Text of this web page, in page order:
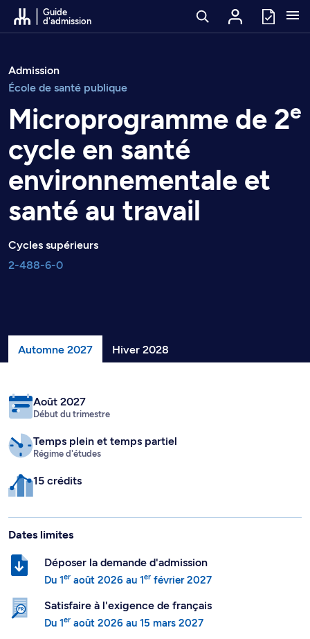
Passer au contenu
Guide
d'admission
Admission
École de santé publique
Microprogramme de 2e
cycle en santé
environnementale et
santé au travail
Cycles supérieurs
2-488-6-0
Automne 2027 Hiver 2028
Août 2027
Début du trimestre
Temps plein et temps partiel
Régime d'études
15 crédits
Dates limites
Déposer la demande d'admission
Du 1er août 2026 au 1er février 2027
Satisfaire à l'exigence de français
Du 1er août 2026 au 15 mars 2027